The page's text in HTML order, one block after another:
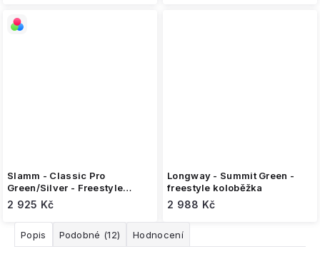
Slamm - Classic Pro
Green/Silver - Freestyle
koloběžka
2 925 Kč
Longway - Summit Green -
freestyle koloběžka
2 988 Kč
Popis Podobné (12) Hodnocení